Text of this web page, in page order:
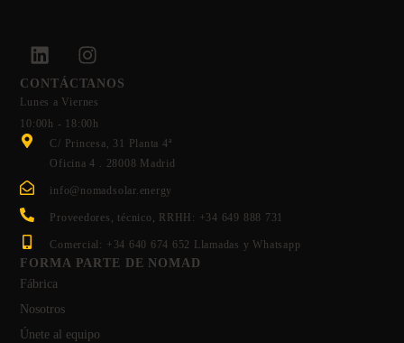
CONTÁCTANOS
Lunes a Viernes
10:00h - 18:00h
C/ Princesa, 31 Planta 4ª
Oficina 4 . 28008 Madrid
info@nomadsolar.energy
Proveedores, técnico, RRHH: +34 649 888 731
Comercial: +34 640 674 652 Llamadas y Whatsapp
FORMA PARTE DE NOMAD
Fábrica
Nosotros
Únete al equipo